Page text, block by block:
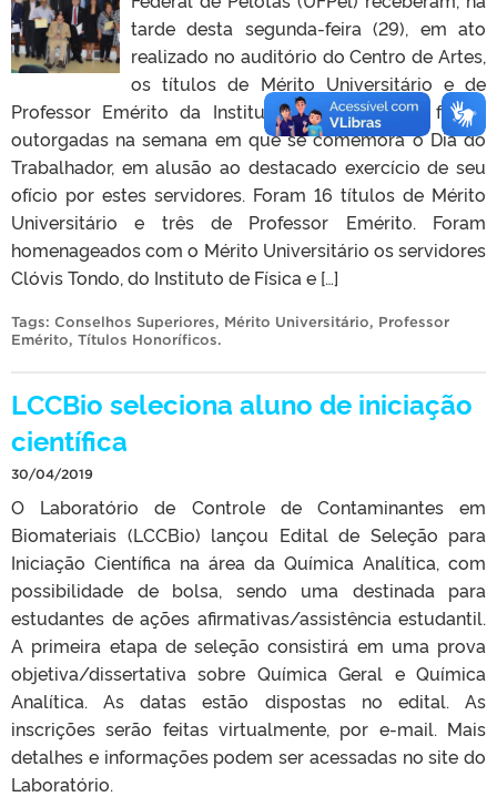
tarde desta segunda-feira (29), em ato
realizado no auditório do Centro de Artes,
os títulos de Mérito Universitário e de
Professor Emérito da Instituição. As honrarias foram
outorgadas na semana em que se comemora o Dia do
Trabalhador, em alusão ao destacado exercício de seu
ofício por estes servidores. Foram 16 títulos de Mérito
Universitário e três de Professor Emérito. Foram
homenageados com o Mérito Universitário os servidores
Clóvis Tondo, do Instituto de Física e […]
Tags: Conselhos Superiores, Mérito Universitário, Professor
Emérito, Títulos Honoríficos.
LCCBio seleciona aluno de iniciação
científica
30/04/2019
O Laboratório de Controle de Contaminantes em
Biomateriais (LCCBio) lançou Edital de Seleção para
Iniciação Científica na área da Química Analítica, com
possibilidade de bolsa, sendo uma destinada para
estudantes de ações afirmativas/assistência estudantil.
A primeira etapa de seleção consistirá em uma prova
objetiva/dissertativa sobre Química Geral e Química
Analítica. As datas estão dispostas no edital. As
inscrições serão feitas virtualmente, por e-mail. Mais
detalhes e informações podem ser acessadas no site do
Laboratório.